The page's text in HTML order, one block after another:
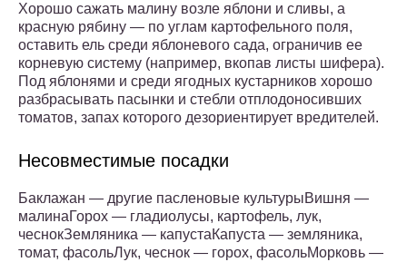
Хорошо сажать малину возле яблони и сливы, а
красную рябину — по углам картофельного поля,
оставить ель среди яблоневого сада, ограничив ее
корневую систему (например, вкопав листы шифера).
Под яблонями и среди ягодных кустарников хорошо
разбрасывать пасынки и стебли отплодоносивших
томатов, запах которого дезориентирует вредителей.
Несовместимые посадки
Баклажан — другие пасленовые культурыВишня —
малинаГорох — гладиолусы, картофель, лук,
чеснокЗемляника — капустаКапуста — земляника,
томат, фасольЛук, чеснок — горох, фасольМорковь —